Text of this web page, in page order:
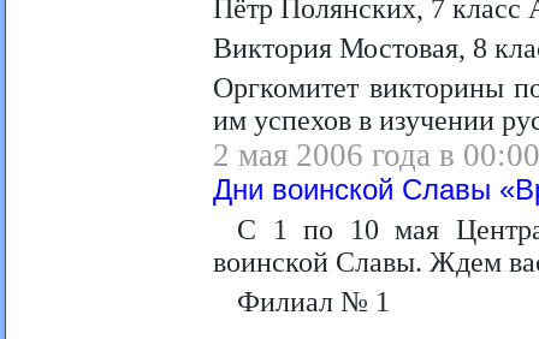
Пётр Полянских, 7
Виктория Мостовая, 8
Оргкомитет викторины
им успехов в изучении
2 мая 2006 года в 00:00
Дни воинской Славы
С 1 по 10 мая
воинской Славы. Ждем
Филиал № 1